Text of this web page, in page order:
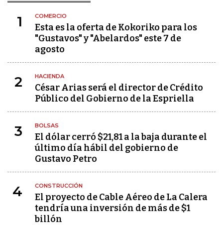
1 COMERCIO
Esta es la oferta de Kokoriko para los
"Gustavos" y "Abelardos" este 7 de
agosto
2 HACIENDA
César Arias será el director de Crédito
Público del Gobierno de la Espriella
3 BOLSAS
El dólar cerró $21,81 a la baja durante el
último día hábil del gobierno de
Gustavo Petro
4 CONSTRUCCIÓN
El proyecto de Cable Aéreo de La Calera
tendría una inversión de más de $1
billón